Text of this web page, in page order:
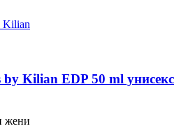
by Kilian EDP 50 ml унисекс
жени